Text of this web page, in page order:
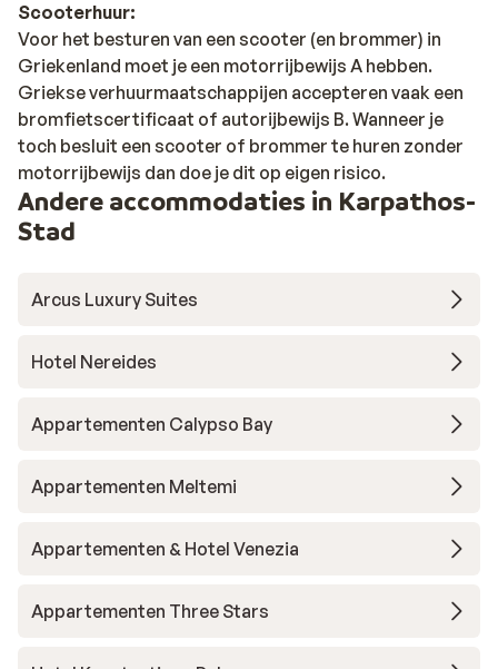
Scooterhuur:
Voor het besturen van een scooter (en brommer) in
Griekenland moet je een motorrijbewijs A hebben.
Griekse verhuurmaatschappijen accepteren vaak een
bromfietscertificaat of autorijbewijs B. Wanneer je
toch besluit een scooter of brommer te huren zonder
motorrijbewijs dan doe je dit op eigen risico.
Andere accommodaties in Karpathos-
Stad
Arcus Luxury Suites
Hotel Nereides
Appartementen Calypso Bay
Appartementen Meltemi
Appartementen & Hotel Venezia
Appartementen Three Stars